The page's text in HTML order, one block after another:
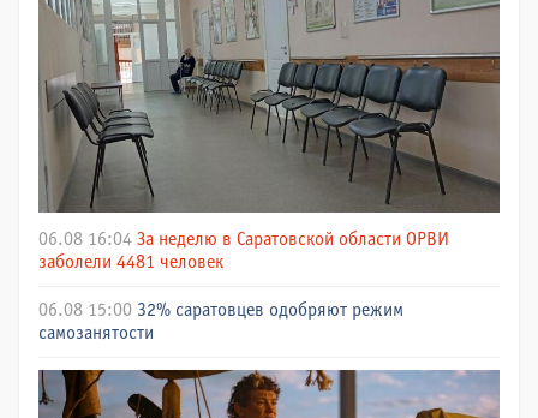
06.08 16:04 За неделю в Саратовской области ОРВИ
заболели 4481 человек
06.08 15:00 32% саратовцев одобряют режим
самозанятости